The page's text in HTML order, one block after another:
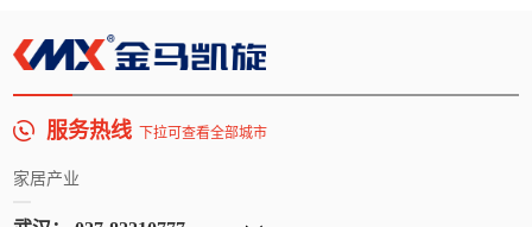
服务热线 下拉可查看全部城市
家居产业